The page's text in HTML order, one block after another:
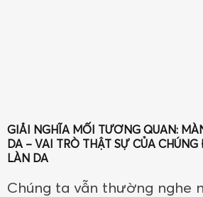
GIẢI NGHĨA MỐI TƯƠNG QUAN:
DA – VAI TRÒ THẬT SỰ CỦA
LÀN DA
Chúng ta vẫn thường nghe